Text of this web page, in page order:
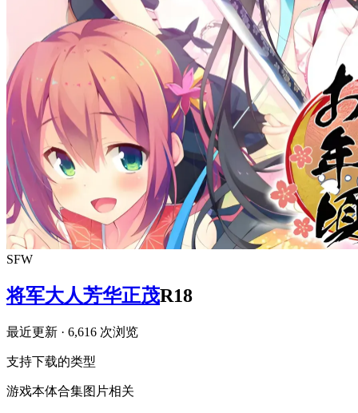
SFW
将军大人芳华正茂R18
最近更新 · 6,616 次浏览
支持下载的类型
游戏本体合集图片相关